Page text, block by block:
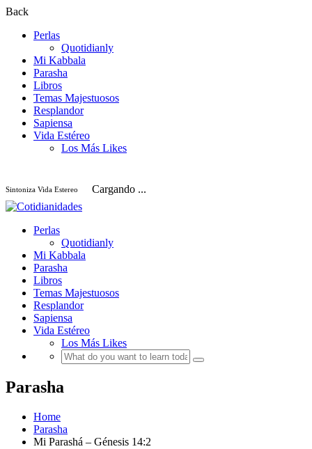
Back
Perlas
Quotidianly
Mi Kabbala
Parasha
Libros
Temas Majestuosos
Resplandor
Sapiensa
Vida Estéreo
Los Más Likes
Sintoniza Vida Estereo Cargando ...
Perlas
Quotidianly
Mi Kabbala
Parasha
Libros
Temas Majestuosos
Resplandor
Sapiensa
Vida Estéreo
Los Más Likes
Parasha
Home
Parasha
Mi Parashá – Génesis 14:2